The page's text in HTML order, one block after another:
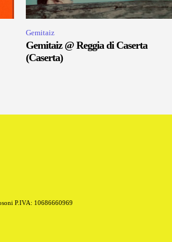
Gemitaiz
Gemitaiz @ Reggia di Caserta
(Caserta)
P.IVA: 10686660969